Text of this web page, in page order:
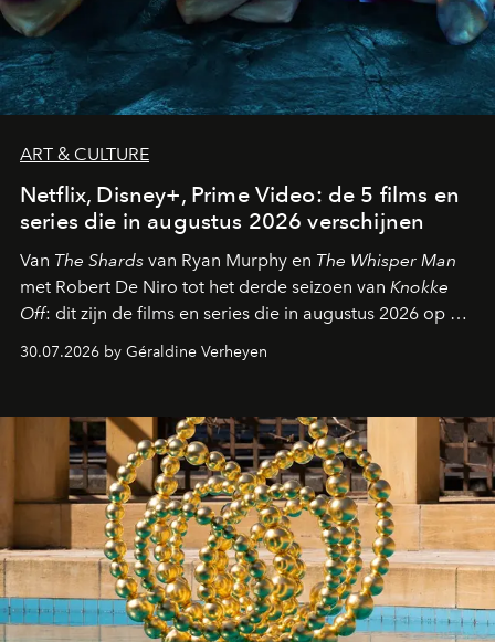
ART & CULTURE
Netflix, Disney+, Prime Video: de 5 films en
series die in augustus 2026 verschijnen
Van The Shards van Ryan Murphy en The Whisper Man
met Robert De Niro tot het derde seizoen van Knokke
Off: dit zijn de films en series die in augustus 2026 op de
streamingplatformen verschijnen.
30.07.2026 by Géraldine Verheyen